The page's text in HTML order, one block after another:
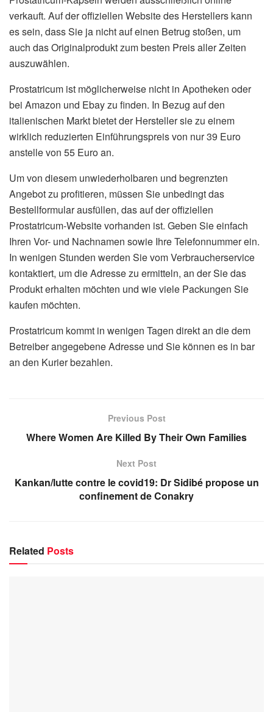
verkauft. Auf der offiziellen Website des Herstellers kann
es sein, dass Sie ja nicht auf einen Betrug stoßen, um
auch das Originalprodukt zum besten Preis aller Zeiten
auszuwählen.
Prostatricum ist möglicherweise nicht in Apotheken oder
bei Amazon und Ebay zu finden. In Bezug auf den
italienischen Markt bietet der Hersteller sie zu einem
wirklich reduzierten Einführungspreis von nur 39 Euro
anstelle von 55 Euro an.
Um von diesem unwiederholbaren und begrenzten
Angebot zu profitieren, müssen Sie unbedingt das
Bestellformular ausfüllen, das auf der offiziellen
Prostatricum-Website vorhanden ist. Geben Sie einfach
Ihren Vor- und Nachnamen sowie Ihre Telefonnummer ein.
In wenigen Stunden werden Sie vom Verbraucherservice
kontaktiert, um die Adresse zu ermitteln, an der Sie das
Produkt erhalten möchten und wie viele Packungen Sie
kaufen möchten.
Prostatricum kommt in wenigen Tagen direkt an die dem
Betreiber angegebene Adresse und Sie können es in bar
an den Kurier bezahlen.
Previous Post
Where Women Are Killed By Their Own Families
Next Post
Kankan/lutte contre le covid19: Dr Sidibé propose un
confinement de Conakry
Related Posts